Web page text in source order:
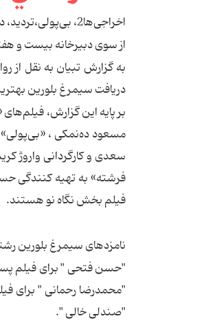
اخراجی‌ها2، بی‌پولی،تردید، دلخون و كودك‌وفرشته نامزد سیمرغ «نگاه نو»
از سوی دبیرخانه بیست و
دریافت سیمرغ بلورین
مسعود ده‌نمكی ،
سعدی و كارگردانی واروژ
فرشته» به تهیه كنندگی
فیلم بخش نگاه نو هستند.
نامزدهای سیمرغ بلورین
"حسن فتحی " برای فیلم
"محمدرضا رحمانی " برای
"صندلی خالی ".